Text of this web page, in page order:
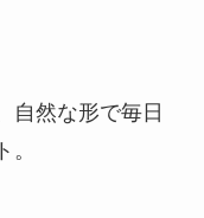
自然な形で毎日